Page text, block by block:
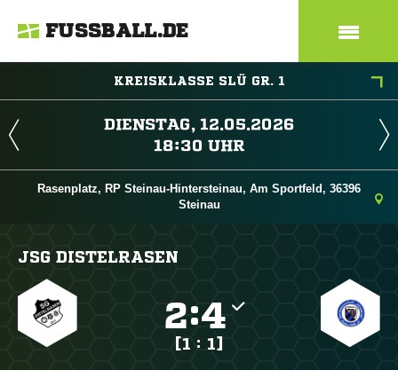
FUSSBALL.DE
KREISKLASSE SLÜ GR. 1
 
 
Rasenplatz, RP Steinau-Hintersteinau, Am Sportfeld, 36396
Steinau
JSG DISTELRASEN
:
[1 : 1]